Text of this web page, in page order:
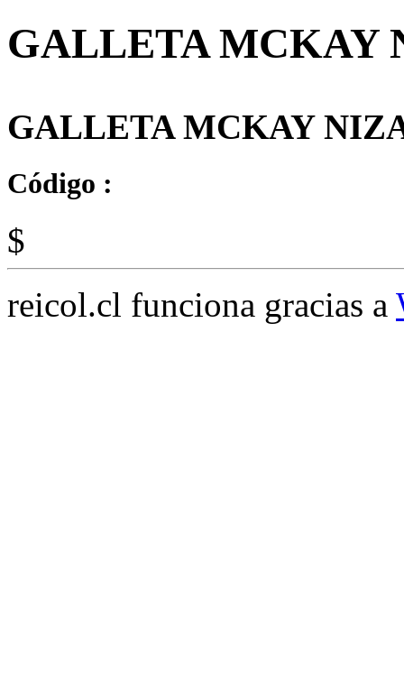
GALLETA MCKAY
GALLETA MCKAY
Código :
$
reicol.cl funciona gracias a